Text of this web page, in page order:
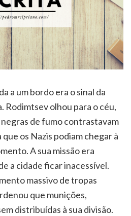
a um bordo era o sinal da
Rodimtsev olhou para o céu,
de fumo contrastavam
os Nazis podiam chegar à
A sua missão era
a cidade ficar inacessível.
massivo de tropas
que munições,
distribuídas à sua divisão.